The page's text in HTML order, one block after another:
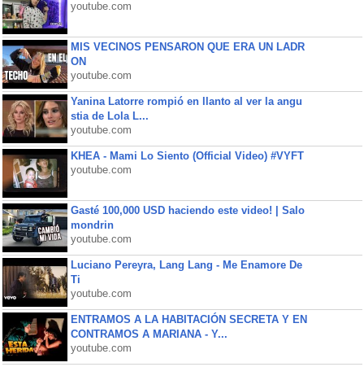
youtube.com
MIS VECINOS PENSARON QUE ERA UN LADR
ON
youtube.com
Yanina Latorre rompió en llanto al ver la angu
stia de Lola L...
youtube.com
KHEA - Mami Lo Siento (Official Video) #VYFT
youtube.com
Gasté 100,000 USD haciendo este video! | Salo
mondrin
youtube.com
Luciano Pereyra, Lang Lang - Me Enamore De
Ti
youtube.com
ENTRAMOS A LA HABITACIÓN SECRETA Y EN
CONTRAMOS A MARIANA - Y...
youtube.com